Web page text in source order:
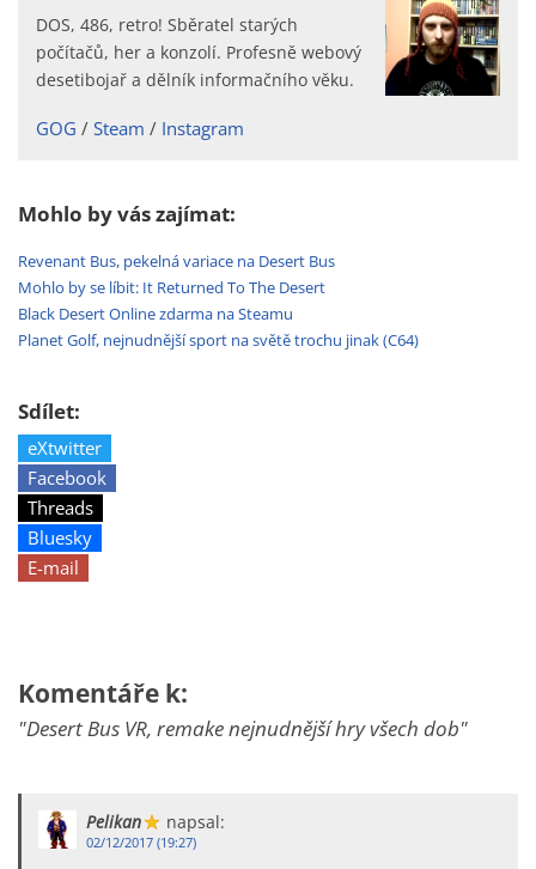
DOS, 486, retro! Sběratel starých
počítačů, her a konzolí. Profesně webový
desetibojař a dělník informačního věku.
GOG Steam Instagram
Mohlo by vás zajímat:
Revenant Bus, pekelná variace na Desert Bus
Mohlo by se líbit: It Returned To The Desert
Black Desert Online zdarma na Steamu
Planet Golf, nejnudnější sport na světě trochu jinak (C64)
Sdílet:
eXtwitter
Facebook
Threads
Bluesky
E-mail
Komentáře k:
"Desert Bus VR, remake nejnudnější hry všech dob"
Pelikan napsal:
02/12/2017 (19:27)